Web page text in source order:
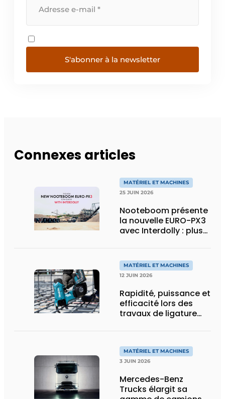
S'abonner à la newsletter
Connexes articles
MATÉRIEL ET MACHINES
25 JUIN 2026
Nooteboom présente
la nouvelle EURO-PX3
avec Interdolly : plus
transport spécial
MATÉRIEL ET MACHINES
12 JUIN 2026
Rapidité, puissance et
efficacité lors des
travaux de ligature
MATÉRIEL ET MACHINES
3 JUIN 2026
Mercedes-Benz
Trucks élargit sa